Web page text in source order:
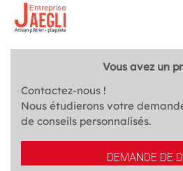
Vous avez un
Contactez-nous !
Nous étudierons votre
de conseils personnalisés.
DEMANDE DE